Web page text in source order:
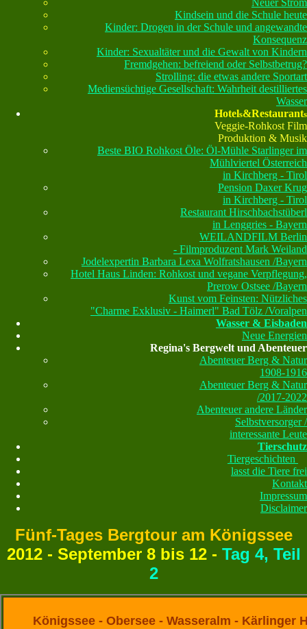
Neuer Strom
Kindsein und die Schule heute
Kinder: Drogen in der Schule und angewandte
Konsequenz
Kinder: Sexualtäter und die Gewalt von Kindern
Fremdgehen: befreiend oder Selbstbetrug?
Strolling: die etwas andere Sportart
Mediensüchtige Gesellschaft: Wahrheit destilliertes
Wasser
Hotels&Restaurants
Veggie-Rohkost Film
Produktion & Musik
Beste BIO Rohkost Öle: Öl-Mühle Starlinger im
Mühlviertel Österreich
in Kirchberg - Tirol
Pension Daxer Krug
in Kirchberg - Tirol
Restaurant Hirschbachstüberl
in Lenggries - Bayern
WEILANDFILM Berlin
- Filmproduzent Mark Weiland
Jodelexpertin Barbara Lexa Wolfratshausen /Bayern
Hotel Haus Linden: Rohkost und vegane Verpflegung,
Prerow Ostsee /Bayern
Kunst vom Feinsten: Nützliches
"Charme Exklusiv - Haimerl" Bad Tölz /Voralpen
Wasser & Eisbaden
Neue Energien
Regina's Bergwelt und Abenteuer
Abenteuer Berg & Natur
1908-1916
Abenteuer Berg & Natur
/2017-2022
Abenteuer andere Länder
Selbstversorger /
interessante Leute
Tierschutz
Tiergeschichten
lasst die Tiere frei
Kontakt
Impressum
Disclaimer
Fünf-Tages Bergtour am Königssee
2012 - September 8 bis 12 - Tag 4, Teil
2
Königssee - Obersee - Wasseralm - Kärlinger